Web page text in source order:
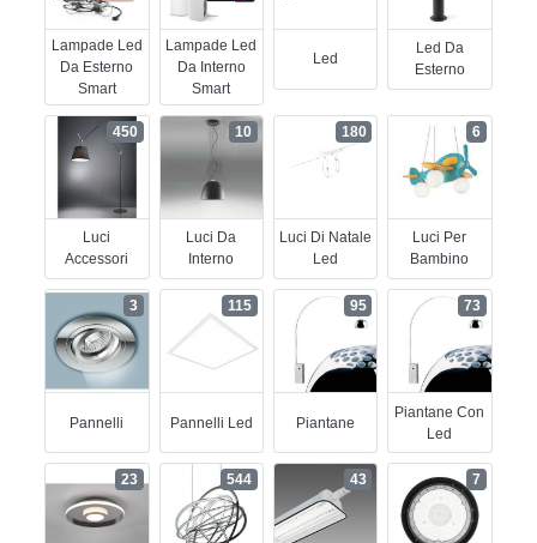
Lampade Led
Da Esterno
Smart
Lampade Led
Da Interno
Smart
Led
Led Da
Esterno
Luci
Accessori
450
Luci Da
Interno
10
Luci Di Natale
Led
180
Luci Per
Bambino
6
Pannelli
3
Pannelli Led
115
Piantane
95
Piantane Con
Led
73
23 544 43 7